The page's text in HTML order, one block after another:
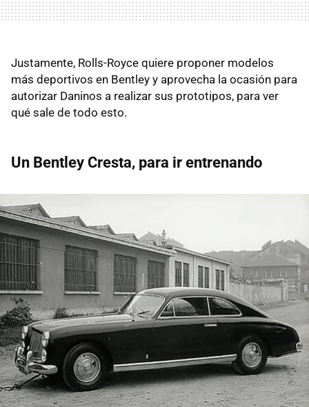
Justamente, Rolls-Royce quiere proponer modelos
más deportivos en Bentley y aprovecha la ocasión para
autorizar Daninos a realizar sus prototipos, para ver
qué sale de todo esto.
Un Bentley Cresta, para ir entrenando